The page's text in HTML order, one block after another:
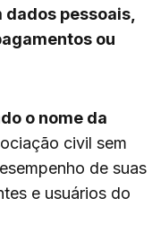
pessoais,
ou
o nome da
civil sem
de suas
e usuários do